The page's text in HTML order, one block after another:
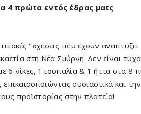
4 πρώτα εντός έδρας ματς
σχέσεις που έχουν
στη Νέα Σμύρνη. Δεν είναι
6 νίκες, 1 ισοπαλία & 1 ήττα στα
ουσιαστικά και
προϊστορίας στην πλατεία!